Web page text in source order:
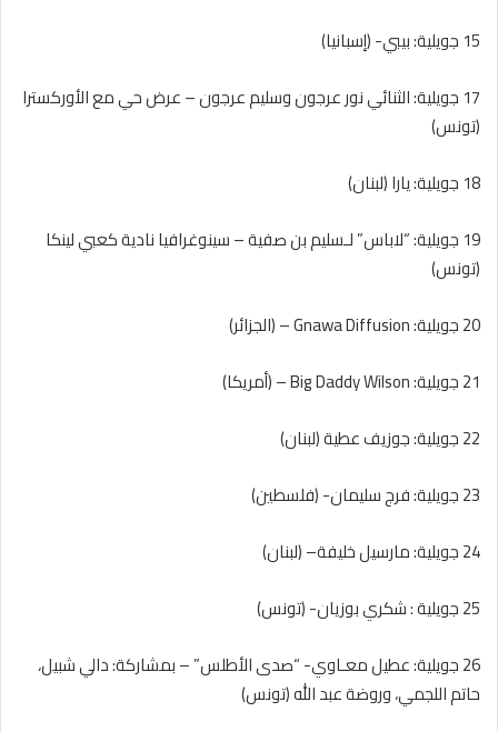
15 جويلية: بيبي- (إسبانيا)
17 جويلية: الثنائي نور عرجون وسليم عرجون – عرض حي مع الأوركسترا
(تونس)
18 جويلية: يارا (لبنان)
19 جويلية: “لاباس” لـسليم بن صفية – سينوغرافيا نادية كعبي لينكا
(تونس)
20 جويلية: Gnawa Diffusion – (الجزائر)
21 جويلية: Big Daddy Wilson – (أمريكا)
22 جويلية: جوزيف عطية (لبنان)
23 جويلية: فرج سليمان- (فلسطين)
24 جويلية: مارسيل خليفة– (لبنان)
25 جويلية : شكري بوزيان- (تونس)
26 جويلية: عطيل معـاوي- “صدى الأطلس” – بمشاركة: دالي شبيل،
حاتم اللجمي، وروضة عبد الله (تونس)